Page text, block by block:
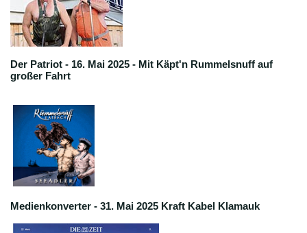
Der Patriot - 16. Mai 2025 - Mit Käpt'n Rummelsnuff auf
großer Fahrt
Medienkonverter - 31. Mai 2025 Kraft Kabel Klamauk